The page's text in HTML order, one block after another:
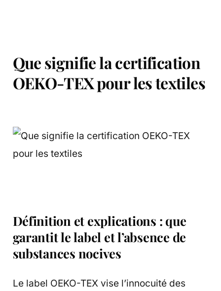
Que signifie la certification
OEKO-TEX pour les textiles
Définition et explications : que
garantit le label et l’absence de
substances nocives
Le label OEKO-TEX vise l’innocuité des